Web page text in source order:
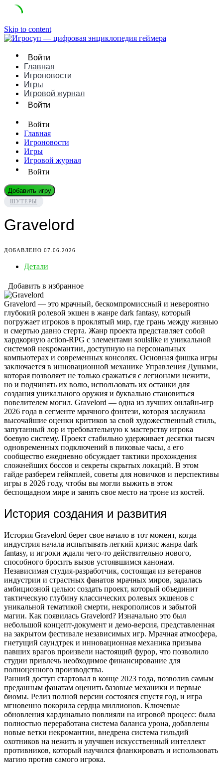
Skip to content
Войти
Главная
Игроновости
Игры
Игровой журнал
Войти
Войти
Главная
Игроновости
Игры
Игровой журнал
Войти
Добавить игру
ШУТЕРЫ
Gravelord
ДОБАВЛЕНО 07.06.2026
Детали
Добавить в избранное
Gravelord — это мрачный, бескомпромиссный и невероятно
глубокий ролевой экшен в жанре dark fantasy, который
погружает игроков в проклятый мир, где грань между жизнью
и смертью давно стерта. Жанр проекта представляет собой
хардкорную action-RPG с элементами soulslike и уникальной
системой некромантии, доступную на персональных
компьютерах и современных консолях. Основная фишка игры
заключается в инновационной механике Управления Душами,
которая позволяет не только сражаться с легионами нежити,
но и подчинять их волю, использовать их останки для
создания уникального оружия и буквально становиться
повелителем могил. Gravelord — одна из лучших онлайн-игр
2026 года в сегменте мрачного фэнтези, которая заслужила
высочайшие оценки критиков за свой художественный стиль,
запутанный лор и требовательную к мастерству игрока
боевую систему. Проект стабильно удерживает десятки тысяч
одновременных подключений в пиковые часы, а его
сообщество ежедневно обсуждает тактики прохождения
сложнейших боссов и секреты скрытых локаций. В этом
гайде разберем геймплей, советы для новичков и перспективы
игры в 2026 году, чтобы вы могли выжить в этом
беспощадном мире и занять свое место на троне из костей.
История создания и развития
История Gravelord берет свое начало в тот момент, когда
индустрия начала испытывать легкий кризис жанра dark
fantasy, и игроки ждали чего-то действительно нового,
способного бросить вызов устоявшимся канонам.
Независимая студия-разработчик, состоящая из ветеранов
индустрии и страстных фанатов мрачных миров, задалась
амбициозной целью: создать проект, который объединит
тактическую глубину классических ролевых экшенов с
уникальной тематикой смерти, некрополисов и забытой
магии. Как появилась Gravelord? Изначально это был
небольшой концепт-документ и демо-версия, представленная
на закрытом фестивале независимых игр. Мрачная атмосфера,
гнетущий саундтрек и инновационная механика призыва
павших врагов произвели настоящий фурор, что позволило
студии привлечь необходимое финансирование для
полноценного производства.
Ранний доступ стартовал в конце 2023 года, позволив самым
преданным фанатам оценить базовые механики и первые
биомы. Релиз полной версии состоялся спустя год, и игра
мгновенно покорила сердца миллионов. Ключевые
обновления кардинально повлияли на игровой процесс: была
полностью переработана система баланса урона, добавлены
новые ветки некромантии, внедрена система гильдий
охотников на нежить и улучшен искусственный интеллект
противников, который научился фланкировать и использовать
магию против самого игрока.